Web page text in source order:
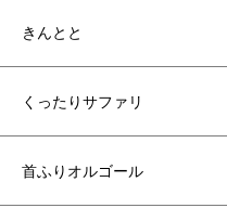
きんとと
くったりサファリ
首ふりオルゴール